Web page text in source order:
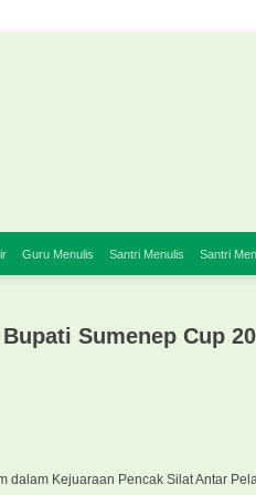
Guru Menulis Santri Menulis Santri
Sumenep Cup
Kejuaraan Pencak Silat Antar